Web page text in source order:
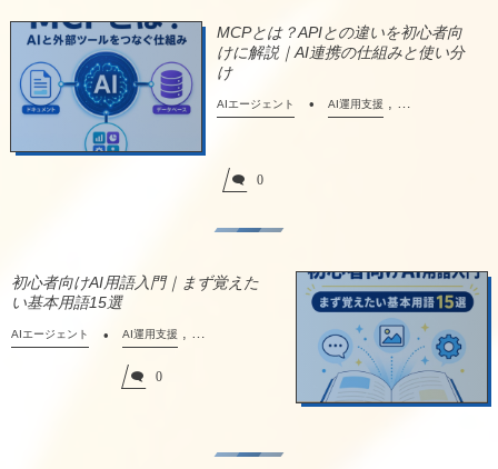
MCPとは？APIとの違いを初心者向
けに解説｜AI連携の仕組みと使い分
け
AIエージェント AI運用支援
0
初心者向けAI用語入門｜まず覚えた
い基本用語15選
AIエージェント AI運用支援 , …
0